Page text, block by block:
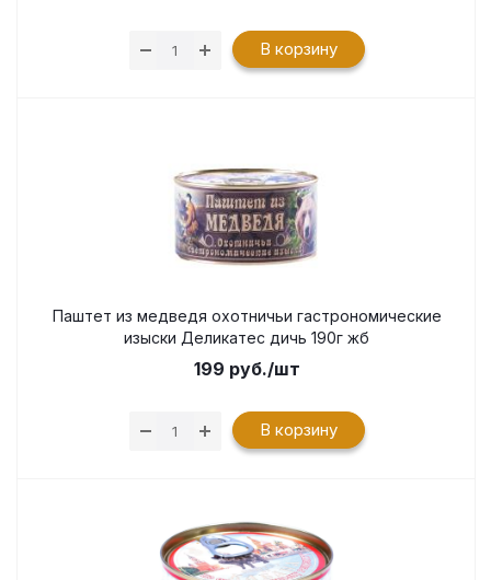
В корзину
Паштет из медведя охотничьи гастрономические
изыски Деликатес дичь 190г жб
199 руб./шт
В корзину